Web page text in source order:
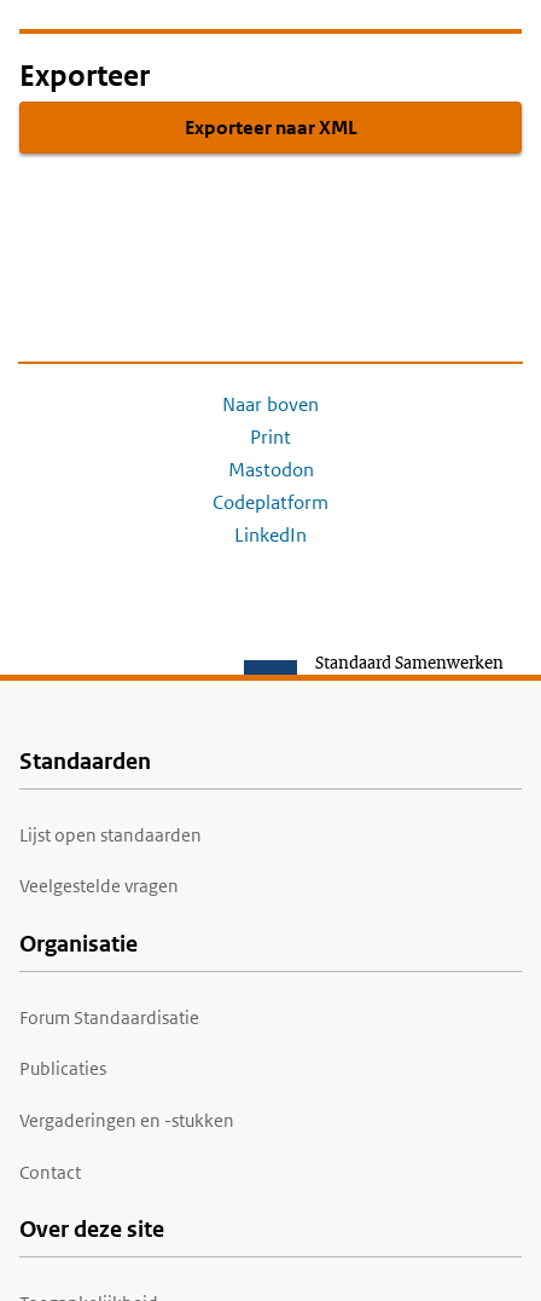
Exporteer
Exporteer naar XML
Naar boven
Print
Mastodon
Codeplatform
LinkedIn
Standaard Samenwerken
Voet
Standaarden
Lijst open standaarden
Veelgestelde vragen
Organisatie
Forum Standaardisatie
Publicaties
Vergaderingen en -stukken
Contact
Over deze site